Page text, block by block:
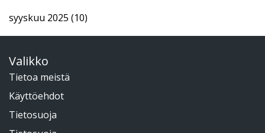
syyskuu 2025 (10)
Valikko
Tietoa meistä
Käyttöehdot
Tietosuoja